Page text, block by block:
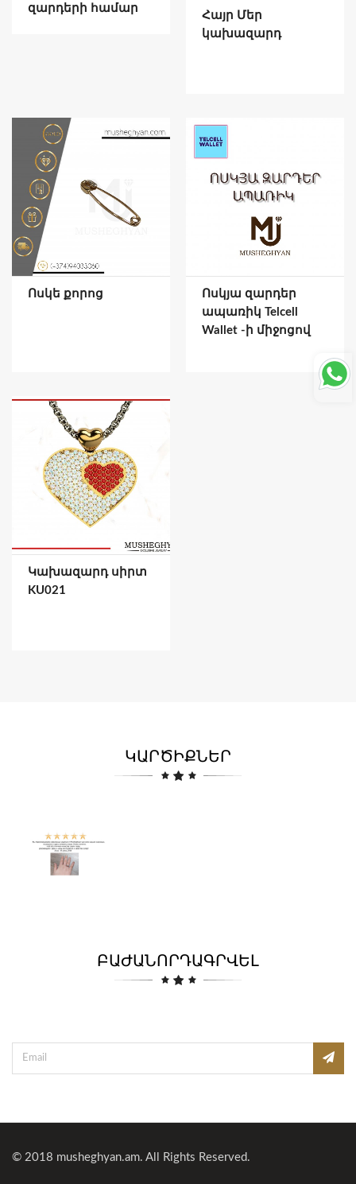
զարդերի համար
Հայր Մեր
կախազարդ
Ոսկե քորոց
Ոսկյա զարդեր
ապառիկ Telcell
Wallet -ի միջոցով
Կախազարդ սիրտ
KU021
ԿԱՐԾԻՔՆԵՐ
ԲԱԺԱՆՈՐԴԱԳՐՎԵԼ
© 2018 musheghyan.am. All Rights Reserved.